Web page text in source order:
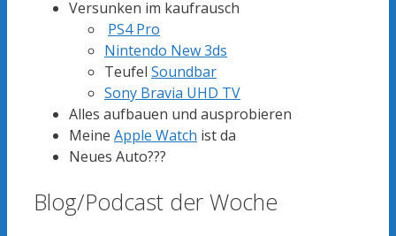
Versunken im kaufrausch
PS4 Pro
Nintendo New 3ds
Teufel Soundbar
Sony Bravia UHD TV
Alles aufbauen und ausprobieren
Meine Apple Watch ist da
Neues Auto???
Blog/Podcast der Woche